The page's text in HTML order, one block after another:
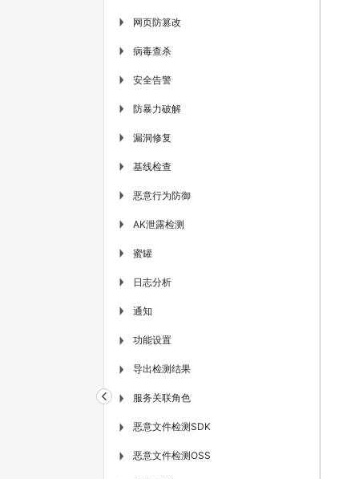
▶ 网页防篡改
▶ 病毒查杀
▶ 安全告警
▶ 防暴力破解
▶ 漏洞修复
▶ 基线检查
▶ 恶意行为防御
▶ AK泄露检测
▶ 蜜罐
▶ 日志分析
▶ 通知
▶ 功能设置
▶ 导出检测结果
▶ 服务关联角色
▶ 恶意文件检测SDK
▶ 恶意文件检测OSS